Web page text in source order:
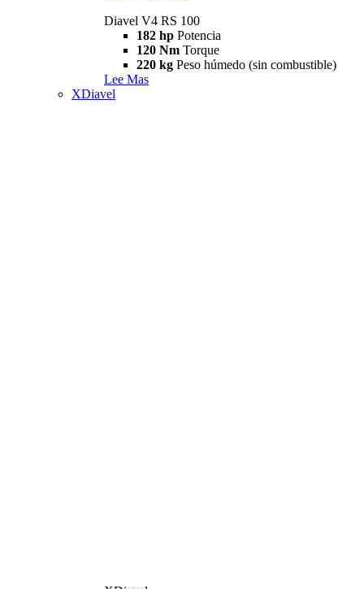
Diavel V4 RS 100
182 hp Potencia
120 Nm Torque
220 kg Peso húmedo (sin combustible)
Lee Mas
XDiavel